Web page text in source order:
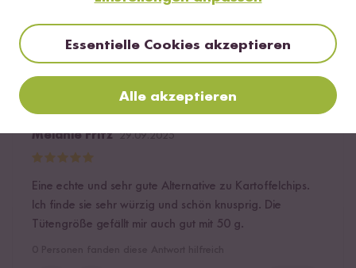
Melden
Melanie Fritz 29.09.2025
Eine echte und sehr gute Alternative zu Kartoffelchips.
Ich finde sie sehr würzig und schön knusprig. Die
Tütengröße gefällt mir auch gut mit 50 g.
Essentielle Cookies akzeptieren
Alle akzeptieren